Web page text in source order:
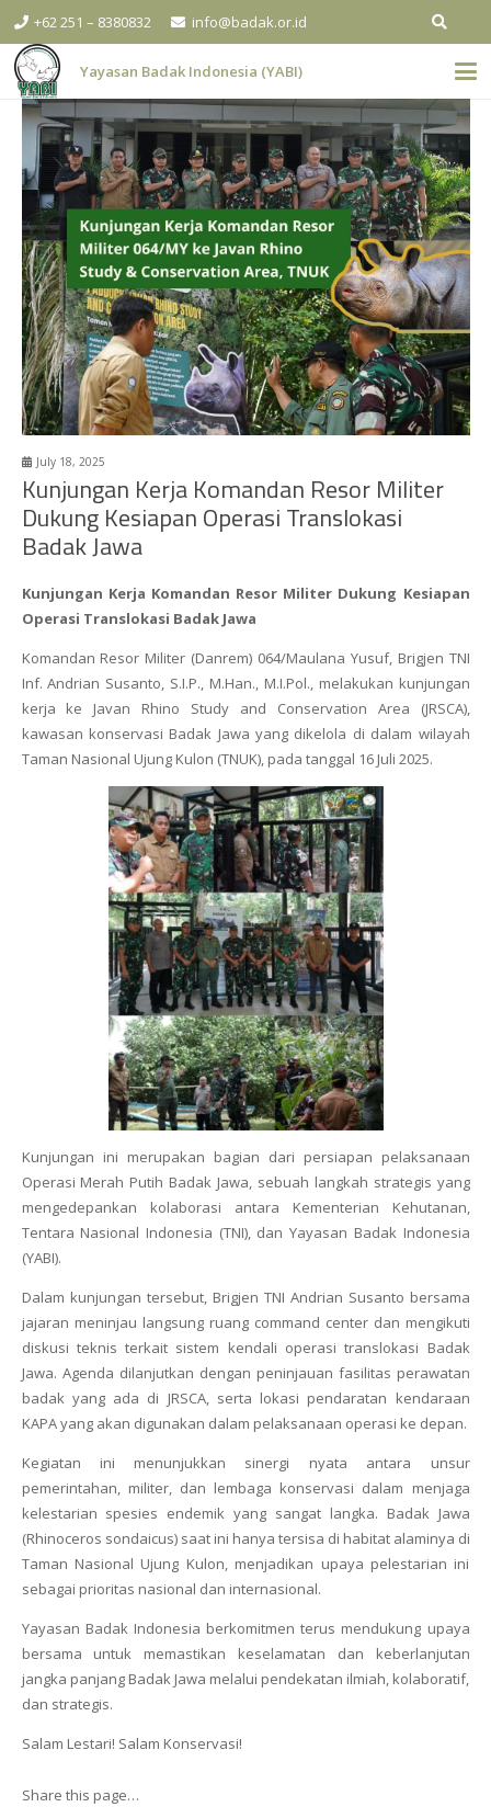
+62 251 – 8380832 info@badak.or.id
Yayasan Badak Indonesia (YABI)
July 18, 2025
Kunjungan Kerja Komandan Resor Militer
Dukung Kesiapan Operasi Translokasi
Badak Jawa
Kunjungan Kerja Komandan Resor Militer Dukung Kesiapan
Operasi Translokasi Badak Jawa
Komandan Resor Militer (Danrem) 064/Maulana Yusuf, Brigjen TNI
Inf. Andrian Susanto, S.I.P., M.Han., M.I.Pol., melakukan kunjungan
kerja ke Javan Rhino Study and Conservation Area (JRSCA),
kawasan konservasi Badak Jawa yang dikelola di dalam wilayah
Taman Nasional Ujung Kulon (TNUK), pada tanggal 16 Juli 2025.
Kunjungan ini merupakan bagian dari persiapan pelaksanaan
Operasi Merah Putih Badak Jawa, sebuah langkah strategis yang
mengedepankan kolaborasi antara Kementerian Kehutanan,
Tentara Nasional Indonesia (TNI), dan Yayasan Badak Indonesia
(YABI).
Dalam kunjungan tersebut, Brigjen TNI Andrian Susanto bersama
jajaran meninjau langsung ruang command centerdan mengikuti
diskusi teknis terkait sistem kendali operasi translokasi Badak
Jawa. Agenda dilanjutkan dengan peninjauan fasilitas perawatan
badak yang ada di JRSCA, serta lokasi pendaratan kendaraan
KAPA yang akan digunakan dalam pelaksanaan operasi ke depan.
Kegiatan ini menunjukkan sinergi nyata antara unsur
pemerintahan, militer, dan lembaga konservasi dalam menjaga
kelestarian spesies endemik yang sangat langka. Badak Jawa
(Rhinoceros sondaicus) saat ini hanya tersisa di habitat alaminya di
Taman Nasional Ujung Kulon, menjadikan upaya pelestarian ini
sebagai prioritas nasional dan internasional.
Yayasan Badak Indonesia berkomitmen terus mendukung upaya
bersama untuk memastikan keselamatan dan keberlanjutan
jangka panjang Badak Jawa melalui pendekatan ilmiah, kolaboratif,
dan strategis.
Salam Lestari! Salam Konservasi!
Share this page…